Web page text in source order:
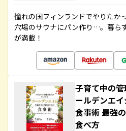
憧れの国フィンランドでやりたか
穴場のサウナにパン作り…。暮ら
が満載！
子育て中の
ールデンエ
食事術 最強
食べ方